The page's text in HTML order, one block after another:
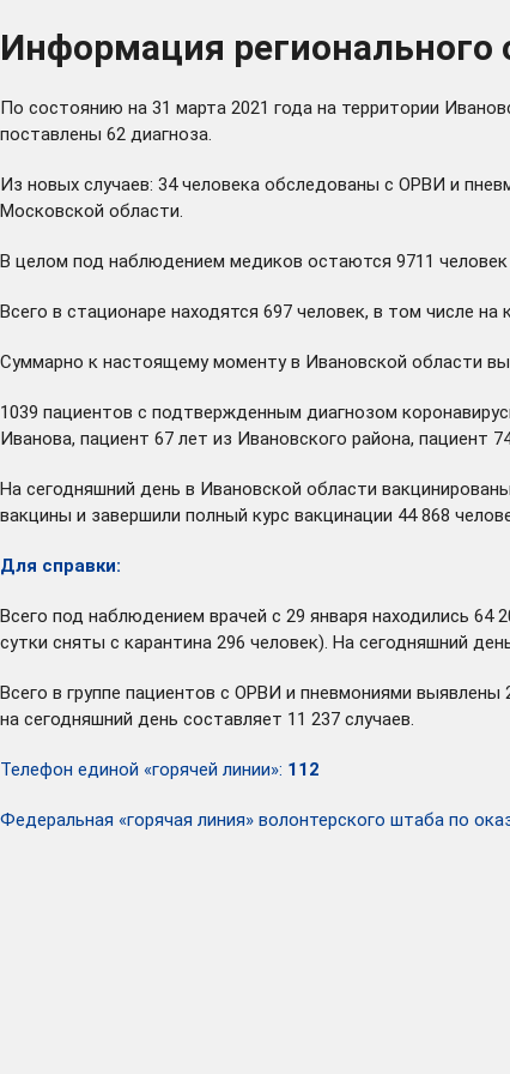
Информация регионального
По состоянию на 31 марта 2021 года на территории
поставлены 62 диагноза.
Из новых случаев: 34 человека обследованы с ОРВИ и
Московской области.
В целом под наблюдением медиков остаются 9711
Всего в стационаре находятся 697 человек, в том числе
Суммарно к настоящему моменту в Ивановской области
1039 пациентов с подтвержденным диагнозом
Иванова, пациент 67 лет из Ивановского района, пациент
На сегодняшний день в Ивановской области
вакцины и завершили полный курс вакцинации 44 868
Для справки:
Всего под наблюдением врачей с 29 января находились 64
сутки сняты с карантина 296 человек). На сегодняшний
Всего в группе пациентов с ОРВИ и пневмониями
на сегодняшний день составляет 11 237 случаев.
Телефон единой «горячей линии»: 112
Федеральная «горячая линия» волонтерского штаба по